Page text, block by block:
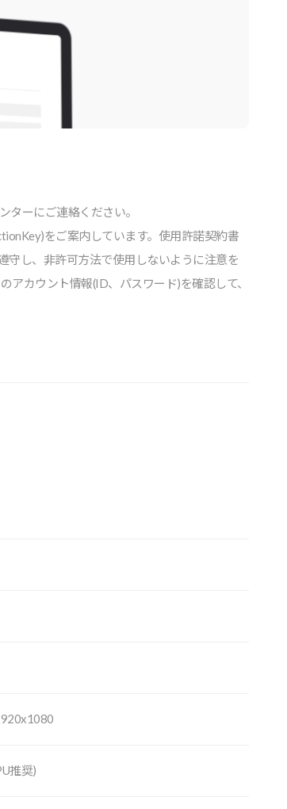
ーにご連絡ください。
をご案内しています。使⽤許諾契約書
守し、⾮許可⽅法で使⽤しないように注意を
カウント情報(ID、パスワード)を確認して、
推奨)